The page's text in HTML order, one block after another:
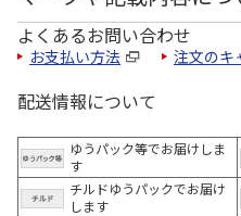
よくあるお問い合わせ
お支払い方法 注文のキ
配送情報について
ゆうパック等でお届けしま
す
チルドゆうパックでお届け
します